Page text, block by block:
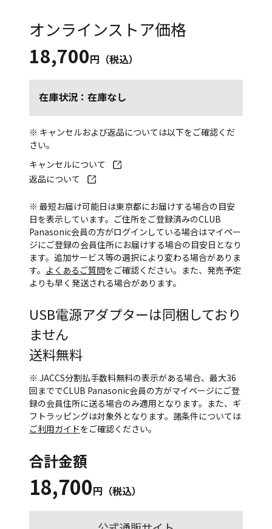
オンラインストア価格
18,700円（税込）
在庫状況：在庫なし
※ キャンセルおよび返品については以下をご確認くだ
さい。
キャンセルについて
返品について
※ 最短お届け可能日は東京都にお届けする場合の目安
日を表示しています。ご住所をご登録済みのCLUB
Panasonic会員の方がログインしている場合はマイペー
ジにご登録の会員住所にお届けする場合の目安日となり
ます。追加サービス等の選択により変わる場合がありま
す。 よくあるご質問をご確認ください。また、発売予定
よりも早く発送される場合があります。
USB電源アダプターは同梱しており
ません
送料無料
※ JACCS分割払手数料無料の表示がある場合、最大36
回まででCLUB Panasonic会員の方がマイページにご登
録の会員住所に送る場合のみ適用となります。また、ギ
フトラッピングは対象外となります。諸条件については
ご利用ガイドをご確認ください。
合計金額
18,700円（税込）